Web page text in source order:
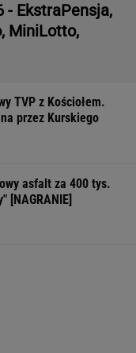
- EkstraPensja,
MiniLotto,
TVP z Kościołem.
przez Kurskiego
asfalt za 400 tys.
[NAGRANIE]